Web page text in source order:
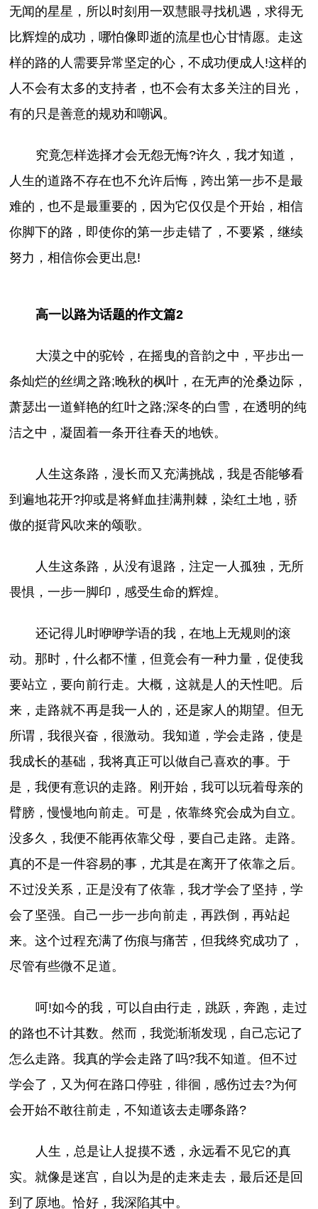
无闻的星星，所以时刻用一双慧眼寻找机遇，求得无
比辉煌的成功，哪怕像即逝的流星也心甘情愿。走这
样的路的人需要异常坚定的心，不成功便成人!这样的
人不会有太多的支持者，也不会有太多关注的目光，
有的只是善意的规劝和嘲讽。
究竟怎样选择才会无怨无悔?许久，我才知道，
人生的道路不存在也不允许后悔，跨出第一步不是最
难的，也不是最重要的，因为它仅仅是个开始，相信
你脚下的路，即使你的第一步走错了，不要紧，继续
努力，相信你会更出息!
高一以路为话题的作文篇2
大漠之中的驼铃，在摇曳的音韵之中，平步出一
条灿烂的丝绸之路;晚秋的枫叶，在无声的沧桑边际，
萧瑟出一道鲜艳的红叶之路;深冬的白雪，在透明的纯
洁之中，凝固着一条开往春天的地铁。
人生这条路，漫长而又充满挑战，我是否能够看
到遍地花开?抑或是将鲜血挂满荆棘，染红土地，骄
傲的挺背风吹来的颂歌。
人生这条路，从没有退路，注定一人孤独，无所
畏惧，一步一脚印，感受生命的辉煌。
还记得儿时咿咿学语的我，在地上无规则的滚
动。那时，什么都不懂，但竟会有一种力量，促使我
要站立，要向前行走。大概，这就是人的天性吧。后
来，走路就不再是我一人的，还是家人的期望。但无
所谓，我很兴奋，很激动。我知道，学会走路，使是
我成长的基础，我将真正可以做自己喜欢的事。于
是，我便有意识的走路。刚开始，我可以玩着母亲的
臂膀，慢慢地向前走。可是，依靠终究会成为自立。
没多久，我便不能再依靠父母，要自己走路。走路。
真的不是一件容易的事，尤其是在离开了依靠之后。
不过没关系，正是没有了依靠，我才学会了坚持，学
会了坚强。自己一步一步向前走，再跌倒，再站起
来。这个过程充满了伤痕与痛苦，但我终究成功了，
尽管有些微不足道。
呵!如今的我，可以自由行走，跳跃，奔跑，走过
的路也不计其数。然而，我觉渐渐发现，自己忘记了
怎么走路。我真的学会走路了吗?我不知道。但不过
学会了，又为何在路口停驻，徘徊，感伤过去?为何
会开始不敢往前走，不知道该去走哪条路?
人生，总是让人捉摸不透，永远看不见它的真
实。就像是迷宫，自以为是的走来走去，最后还是回
到了原地。恰好，我深陷其中。